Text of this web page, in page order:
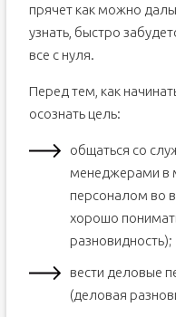
прячет как можно
узнать, быстро
все с нуля.
Перед тем, как
осознать цель:
общаться со
менеджерами в
персоналом во
хорошо
разновидность);
вести деловые
(деловая